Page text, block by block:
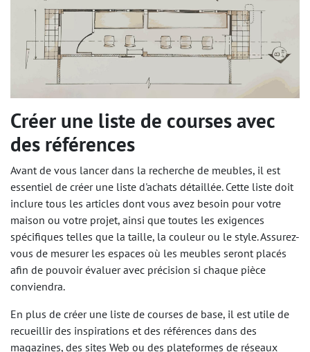
Créer une liste de courses avec
des références
Avant de vous lancer dans la recherche de meubles, il est
essentiel de créer une liste d'achats détaillée. Cette liste doit
inclure tous les articles dont vous avez besoin pour votre
maison ou votre projet, ainsi que toutes les exigences
spécifiques telles que la taille, la couleur ou le style. Assurez-
vous de mesurer les espaces où les meubles seront placés
afin de pouvoir évaluer avec précision si chaque pièce
conviendra.
En plus de créer une liste de courses de base, il est utile de
recueillir des inspirations et des références dans des
magazines, des sites Web ou des plateformes de réseaux